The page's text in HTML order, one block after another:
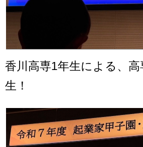
香川高専1年生による、
生！